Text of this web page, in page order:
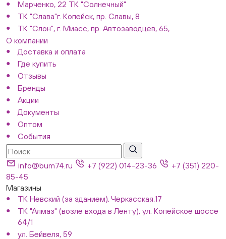
Марченко, 22 ТК "Солнечный"
ТК "Слава"г. Копейск, пр. Славы, 8
ТК "Слон", г. Миасс, пр. Автозаводцев, 65,
О компании
Доставка и оплата
Где купить
Отзывы
Бренды
Акции
Документы
Оптом
События
info@bum74.ru +7 (922) 014-23-36
+7 (351) 220-
85-45
Магазины
ТК Невский (за зданием), Черкасская,17
ТК "Алмаз" (возле входа в Ленту), ул. Копейское шоссе
64/1
ул. Бейвеля, 59